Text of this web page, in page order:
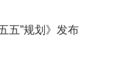
五”规划》发布